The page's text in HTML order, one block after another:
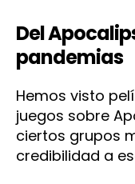
Del
pandemias
Hemos visto
juegos sobre
ciertos grupos
credibilidad a